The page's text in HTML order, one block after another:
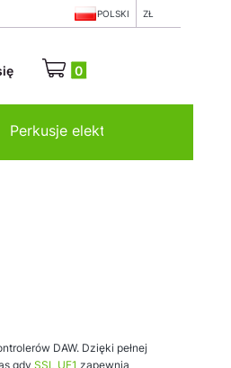
POLSKI ZŁ
Produkty w koszyku: 0. Zobacz
Perkusje elektroniczne
DAW. Dzięki pełnej
gdy SSL UF1 zapewnia